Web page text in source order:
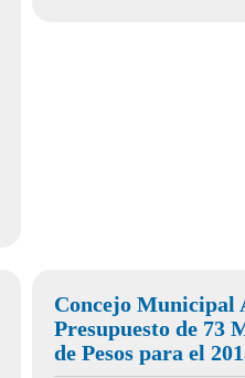
Concejo Municipal
Presupuesto de 73
de Pesos para el